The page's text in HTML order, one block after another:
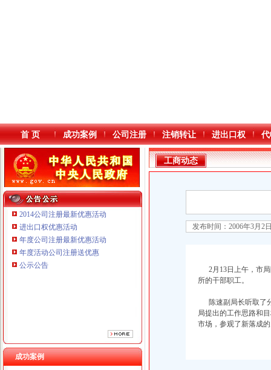
本站导航
首 页 成功案例 公司注册 注销转让 进出口权
2014公司注册最新优惠活动
进出口权优惠活动
年度公司注册最新优惠活动
年度活动公司注册送优惠
公示公告
成功案例
重庆铭博投资咨询有限公司
重庆盛旗投资咨询有限公司 渝中10万 （工商注册）
重庆凯誉网络通信技术工程有限公司渝中分公司 （工商注册）
上海兆妩贸易有限公司重庆时代广场分公司 渝中 （工商注册）
工商动态
发布时间：2006年3月2
2月13日上午，市局
所的干部职工。
陈速副局长听取了
局提出的工作思路和
市场，参观了新落成